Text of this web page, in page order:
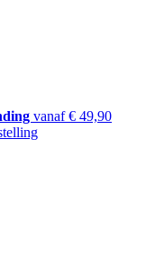
vanaf € 49,90